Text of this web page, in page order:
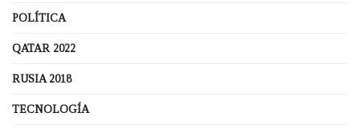
POLÍTICA
QATAR 2022
RUSIA 2018
TECNOLOGÍA